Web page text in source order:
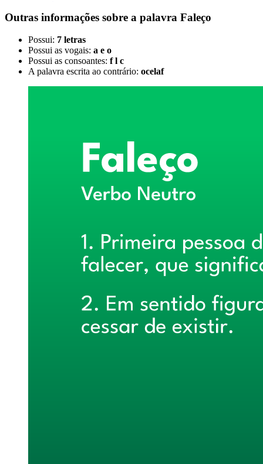
Outras informações sobre a palavra Faleço
Possui: 7 letras
Possui as vogais: a e o
Possui as consoantes: f l c
A palavra escrita ao contrário: ocelaf